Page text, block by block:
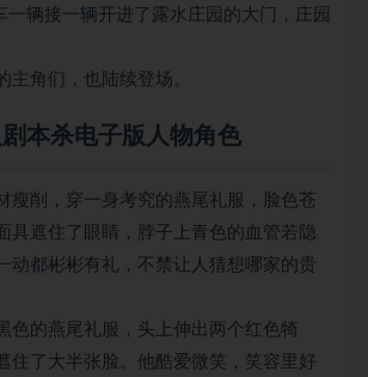
一辆接一辆开进了露水庄园的大门，庄园
主角们，也陆续登场。
剧本杀电子版人物角色
瘦削，穿一身考究的燕尾礼服，脸色苍
具遮住了眼睛，脖子上青色的血管若隐
动都彬彬有礼，不禁让人猜想哪家的贵
色的燕尾礼服，头上伸出两个红色犄
住了大半张脸。他酷爱微笑，笑容里好